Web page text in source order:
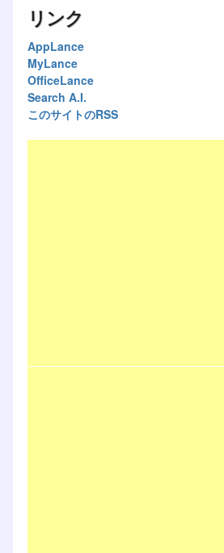
リンク
AppLance
MyLance
OfficeLance
Search A.I.
このサイトのRSS